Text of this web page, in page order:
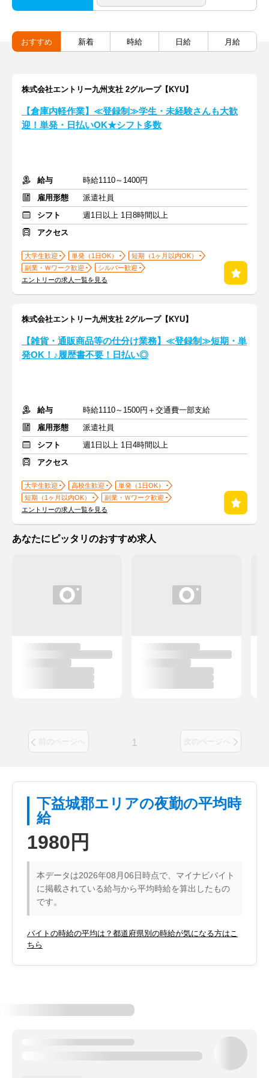
おすすめ 新着 時給 日給 月給
株式会社エントリー九州支社 2グループ【KYU】
【倉庫内軽作業】≪登録制≫学生・未経験さんも大歓
迎！単発・日払いOK★シフト多数
給与
時給1110～1400円
雇用形態
派遣社員
シフト
週1日以上 1日8時間以上
アクセス
大学生歓迎 単発（1日OK）
短期（1ヶ月以内OK）
副業・Ｗワーク歓迎
シルバー歓迎
エントリーの求人一覧を見る
株式会社エントリー九州支社 2グループ【KYU】
【雑貨・通販商品等の仕分け業務】≪登録制≫短期・単
発OK！♪履歴書不要！日払い◎
給与
時給1110～1500円＋交通費一部支給
雇用形態
派遣社員
シフト
週1日以上 1日4時間以上
アクセス
大学生歓迎 高校生歓迎
単発（1日OK）
短期（1ヶ月以内OK）
副業・Ｗワーク歓迎
エントリーの求人一覧を見る
あなたにピッタリのおすすめ求人
前のページへ 1 次のページへ
下益城郡エリアの夜勤の平均時
給
1980円
本データは2026年08月06日時点で、マイナビバイト
に掲載されている給与から平均時給を算出したもの
です。
バイトの時給の平均は？都道府県別の時給が気になる方はこ
ちら